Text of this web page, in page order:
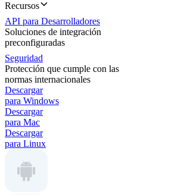
Recursos
API para Desarrolladores
Soluciones de integración
preconfiguradas
Seguridad
Protección que cumple con las
normas internacionales
Descargar
para Windows
Descargar
para Mac
Descargar
para Linux